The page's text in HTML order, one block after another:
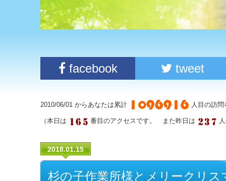
facebook tweet
2010/06/01 からあなたは累計 人目の訪
（本日は 番目のアクセスです。 また昨日は
2018.01.15
杉の子作業所様とメリークリ